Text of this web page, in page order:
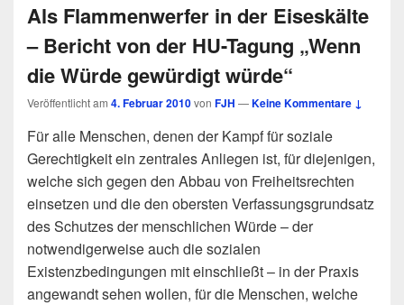
Als Flammenwerfer in der Eiseskälte
– Bericht von der HU-Tagung „Wenn
die Würde gewürdigt würde“
Veröffentlicht am 4. Februar 2010von FJH —Keine Kommentare ↓
Für alle Menschen, denen der Kampf für soziale
Gerechtigkeit ein zentrales Anliegen ist, für diejenigen,
welche sich gegen den Abbau von Freiheitsrechten
einsetzen und die den obersten Verfassungsgrundsatz
des Schutzes der menschlichen Würde – der
notwendigerweise auch die sozialen
Existenzbedingungen mit einschließt – in der Praxis
angewandt sehen wollen, für die Menschen, welche